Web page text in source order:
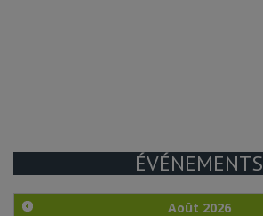
ÉVÉNEMENTS
Août 2026